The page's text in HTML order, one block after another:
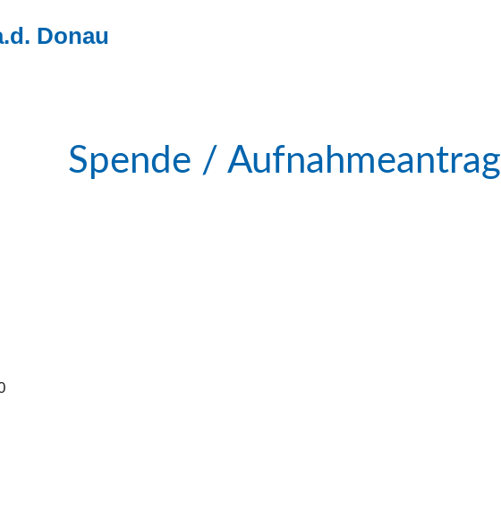
Donau
Spende / Aufnahmeantrag